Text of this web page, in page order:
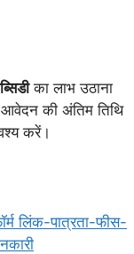
का लाभ उठाना
की अंतिम तिथि
करें।
लिंक-पात्रता-फीस-